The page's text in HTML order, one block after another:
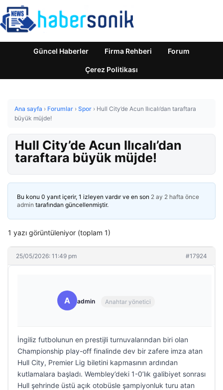
Güncel Haberler Firma Rehberi Forum
Çerez Politikası
Ana sayfa › Forumlar › Spor › Hull City’de Acun Ilıcalı’dan taraftara
büyük müjde!
Hull City’de Acun Ilıcalı’dan
taraftara büyük müjde!
Bu konu 0 yanıt içerir, 1 izleyen vardır ve en son 2 ay 2 hafta önce
admin tarafından güncellenmiştir.
1 yazı görüntüleniyor (toplam 1)
25/05/2026: 11:49 pm #17924
A admin Anahtar yönetici
İngiliz futbolunun en prestijli turnuvalarından biri olan
Championship play-off finalinde dev bir zafere imza atan
Hull City, Premier Lig biletini kapmasının ardından
kutlamalara başladı. Wembley’deki 1-0’lık galibiyet sonrası
Hull şehrinde üstü açık otobüsle şampiyonluk turu atan